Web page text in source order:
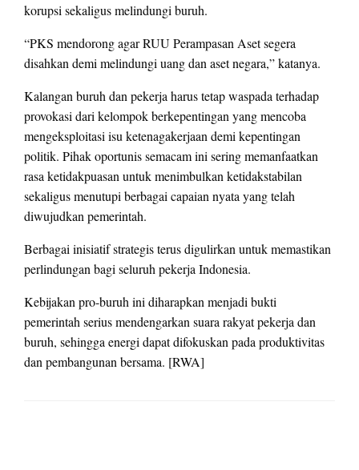
korupsi sekaligus melindungi buruh.
“PKS mendorong agar RUU Perampasan Aset segera
disahkan demi melindungi uang dan aset negara,” katanya.
Kalangan buruh dan pekerja harus tetap waspada terhadap
provokasi dari kelompok berkepentingan yang mencoba
mengeksploitasi isu ketenagakerjaan demi kepentingan
politik. Pihak oportunis semacam ini sering memanfaatkan
rasa ketidakpuasan untuk menimbulkan ketidakstabilan
sekaligus menutupi berbagai capaian nyata yang telah
diwujudkan pemerintah.
Berbagai inisiatif strategis terus digulirkan untuk memastikan
perlindungan bagi seluruh pekerja Indonesia.
Kebijakan pro-buruh ini diharapkan menjadi bukti
pemerintah serius mendengarkan suara rakyat pekerja dan
buruh, sehingga energi dapat difokuskan pada produktivitas
dan pembangunan bersama. [RWA]